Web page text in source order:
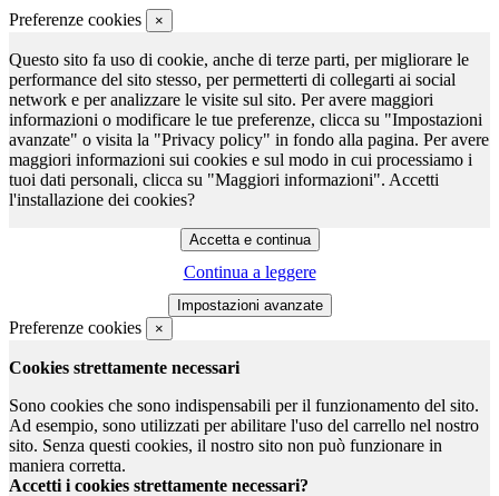
Preferenze cookies ×
Questo sito fa uso di cookie, anche di terze parti, per migliorare le
performance del sito stesso, per permetterti di collegarti ai social
network e per analizzare le visite sul sito. Per avere maggiori
informazioni o modificare le tue preferenze, clicca su "Impostazioni
avanzate" o visita la "Privacy policy" in fondo alla pagina. Per avere
maggiori informazioni sui cookies e sul modo in cui processiamo i
tuoi dati personali, clicca su "Maggiori informazioni". Accetti
l'installazione dei cookies?
Continua a leggere
Preferenze cookies ×
Cookies strettamente necessari
Sono cookies che sono indispensabili per il funzionamento del sito.
Ad esempio, sono utilizzati per abilitare l'uso del carrello nel nostro
sito. Senza questi cookies, il nostro sito non può funzionare in
maniera corretta.
Accetti i cookies strettamente necessari?